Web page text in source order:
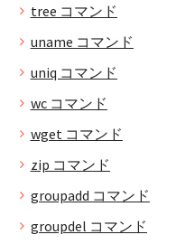
tree コマンド
uname コマンド
uniq コマンド
wc コマンド
wget コマンド
zip コマンド
groupadd コマンド
groupdel コマンド